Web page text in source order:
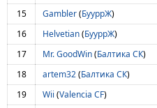
15
Gambler(БууррЖ)
16
Helvetian(БууррЖ)
17
Mr. GoodWin(Балтика СК)
18
artem32(Балтика СК)
19
Wii (Valencia CF)